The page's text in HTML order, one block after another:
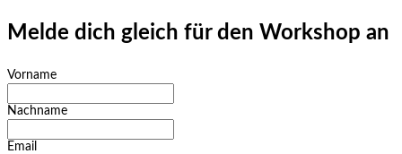
Melde dich gleich für den Workshop an
Vorname
Nachname
Email